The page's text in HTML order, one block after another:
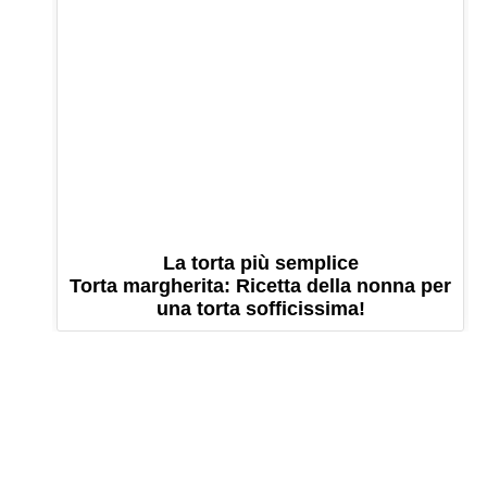
La torta più semplice
Torta margherita: Ricetta della nonna per
una torta sofficissima!